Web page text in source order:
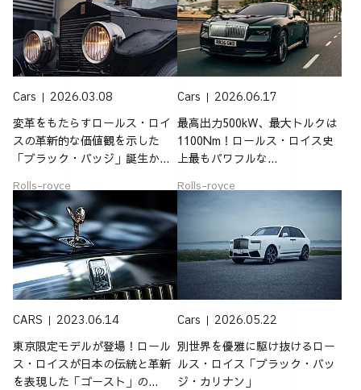
Cars 2026.03.08
変革をもたらすロールス・ロイ
スの革新的な価値観を示した
「ブラック・バッジ」誕生か...
Rolls-royce
Cars 2026.06.17
最高出力500kW、最大トルクは
1100Nm！ロールス・ロイス史
上最もパワフルな...
Rolls-royce
CARS 2023.06.14
東京限定モデルが登場！ロール
ス・ロイスが日本の伝統と革新
を表現した「ゴースト」の...
Cars 2026.05.22
別世界を優雅に駆け抜けるロー
ルス・ロイス「ブラック・バッ
ジ・カリナン」